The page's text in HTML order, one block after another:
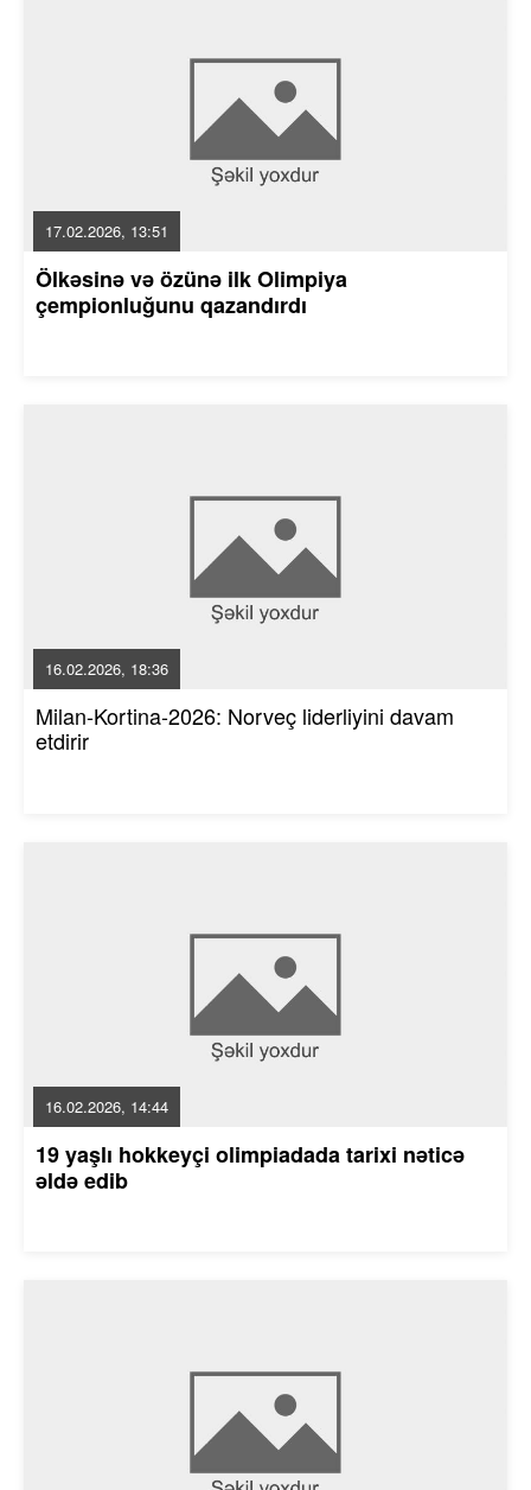
17.02.2026, 13:51
Ölkəsinə və özünə ilk Olimpiya
çempionluğunu qazandırdı
16.02.2026, 18:36
Milan-Kortina-2026: Norveç liderliyini davam
etdirir
16.02.2026, 14:44
19 yaşlı hokkeyçi olimpiadada tarixi nəticə
əldə edib